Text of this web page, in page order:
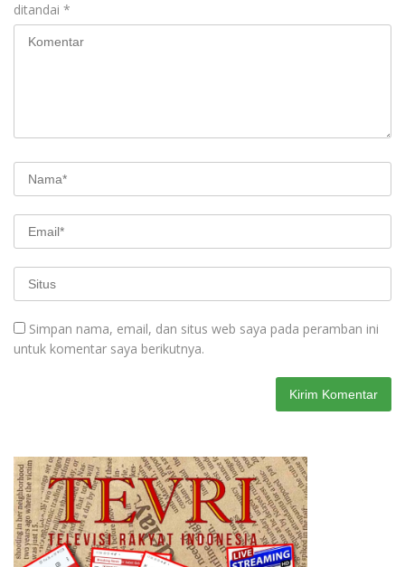
ditandai *
Simpan nama, email, dan situs web saya pada peramban ini
untuk komentar saya berikutnya.